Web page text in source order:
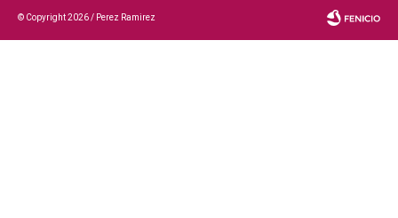
© Copyright 2026 / Perez Ramirez